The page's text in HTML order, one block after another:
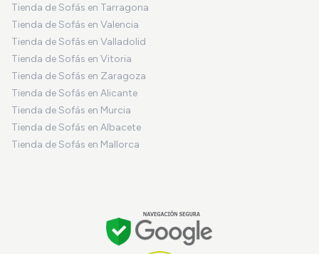
Tienda de Sofás en Tarragona
Tienda de Sofás en Valencia
Tienda de Sofás en Valladolid
Tienda de Sofás en Vitoria
Tienda de Sofás en Zaragoza
Tienda de Sofás en Alicante
Tienda de Sofás en Murcia
Tienda de Sofás en Albacete
Tienda de Sofás en Mallorca